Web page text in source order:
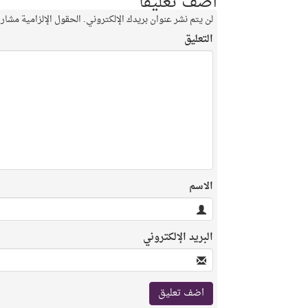
لن يتم نشر عنوان بريدك الإلكتروني. الحقول الإلزامية مشار
التعليق
الاسم
البريد الإلكتروني